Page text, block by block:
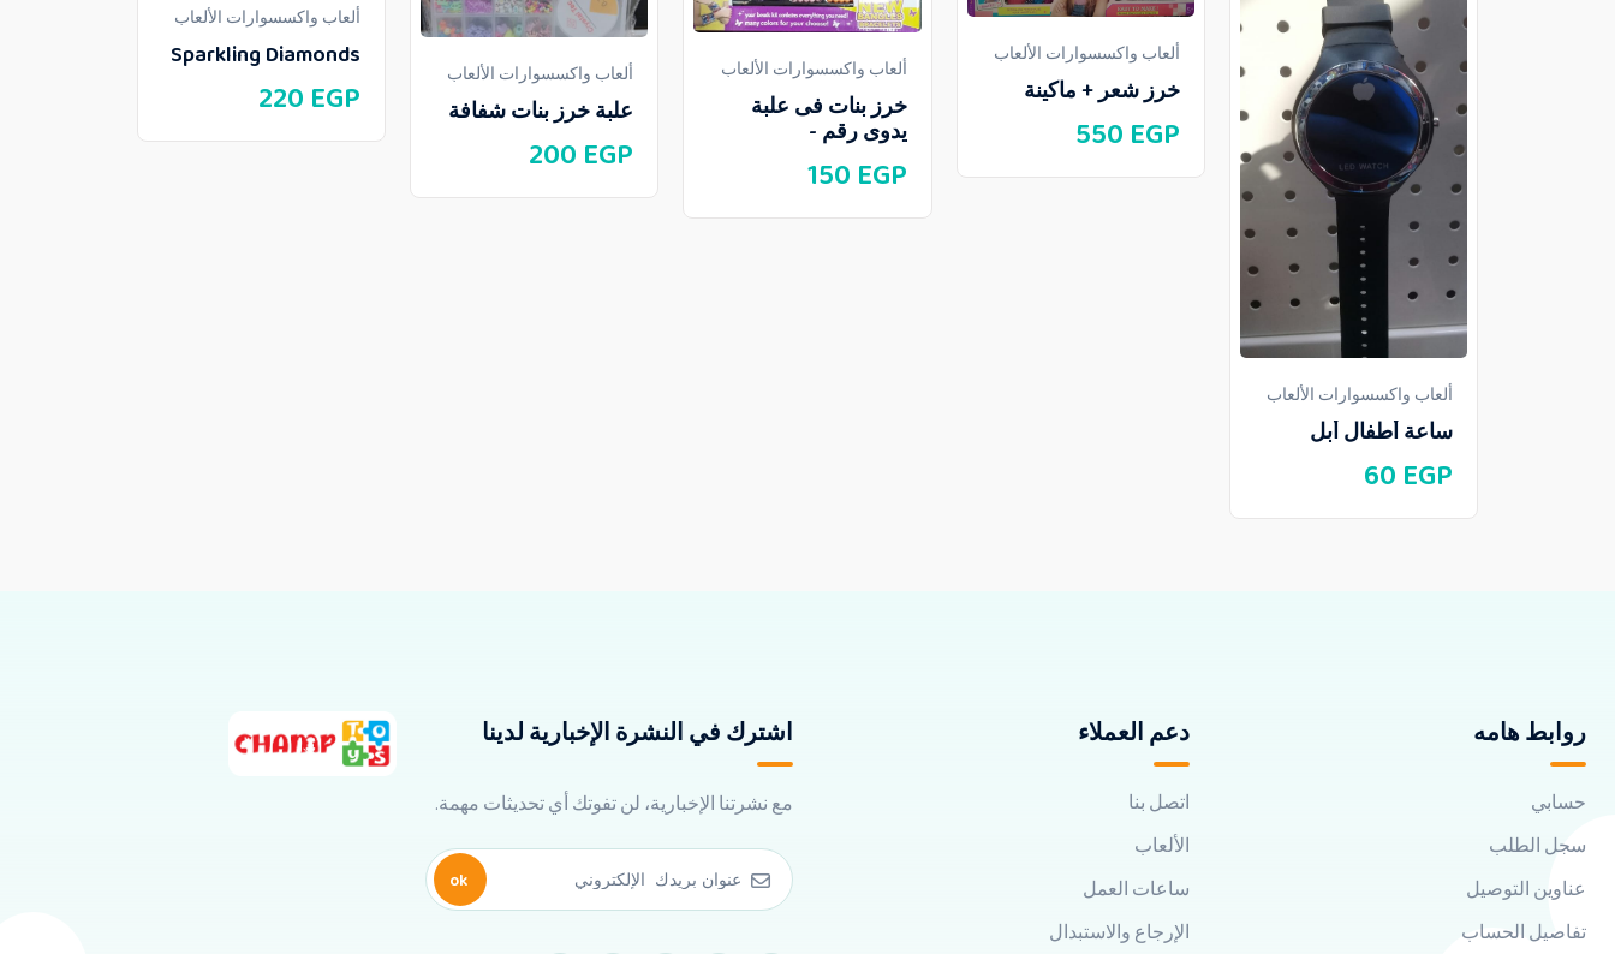
ألعاب واكسسوارات الألعاب
ساعة أطفال أبل
60 EGP
ألعاب واكسسوارات الألعاب
خرز شعر + ماكينة
550 EGP
ألعاب واكسسوارات الألعاب
خرز بنات فى علبة
يدوى رقم -
150 EGP
ألعاب واكسسوارات الألعاب
علبة خرز بنات شفافة
200 EGP
ألعاب واكسسوارات الألعاب
Sparkling Diamonds
220 EGP
روابط هامه
حسابي
سجل الطلب
عناوين التوصيل
تفاصيل الحساب
دعم العملاء
اتصل بنا
الألعاب
ساعات العمل
الإرجاع والاستبدال
اشترك في النشرة الإخبارية لدينا
مع نشرتنا الإخبارية، لن تفوتك أي تحديثات مهمة.
ok